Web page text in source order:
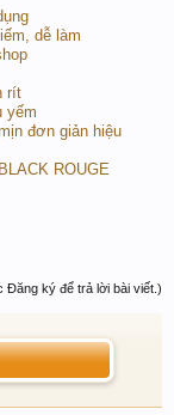
dễ làm
rít
yếm
đơn giản hiệu
ROUGE
Đăng ký để trả lời bài viết.)